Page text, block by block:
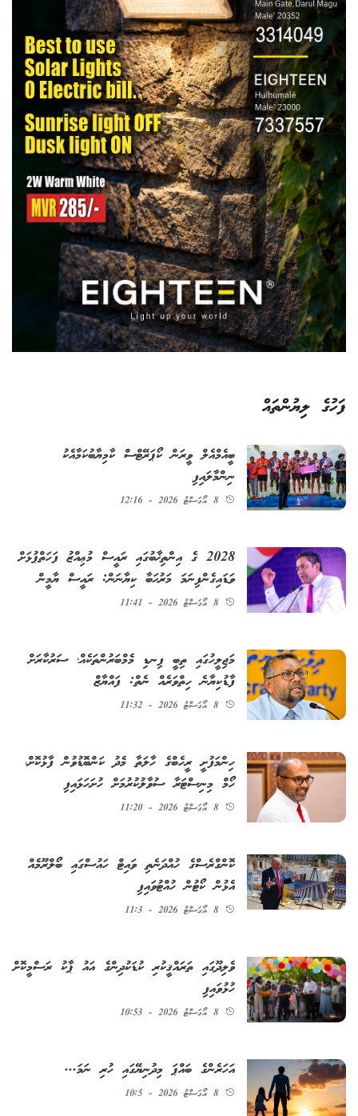
ފަހުގެ ލިޔުންތައް
ބީއެމްއެލް ވީރަން ކޯޕަރޭޓްސް ކާމިޔާބުކަމާއެކު
ނިންމާލައިފި
8 އޯގަސްޓު 2026 - 12:16
2028 ގެ އިންތިޚާބުގައި ރައީސް މުޢިއްޒު ފަހަތްޕުޅަށް
ވަޑައިގެންފިނަމަ މަރުޙަބާ ކިޔާނަން: ރައީސް ޔާމީން
8 އޯގަސްޓު 2026 - 11:41
މަޖިލީހުގައި ތިބީ ފިނޑި މެމްބަރުންތަކެއް؛ ސަރުކާރަށް
ފާޑުކިޔާނެ ހިތްވަރެއް ނެތް: ފައްޔާޒް
8 އޯގަސްޓު 2026 - 11:32
ހިންމަފުށީ ރީހެބްގެ ހާލަތާ މެދު ކަންބޮޑުވުން ފާޅުކޮށް،
ހޯމް މިނިސްޓަރާ ސުވާލުކުރުމަށް ހުށަހަޅައިފި
8 އޯގަސްޓު 2026 - 11:20
ކޮންގްރެސްގެ ހުއްދަނެތި ވައިޓް ހައުސްގައި ބޯލްރޫމެއް
އެޅުން ކޯޓުން ހުއްޓުވައިފި
8 އޯގަސްޓު 2026 - 11:3
ވެލިދޫގައި ތަރައްޤީކުރި ކުޑަކުދިންގެ އައު ޕާކު ރަސްމީކޮށް
ހުޅުވައިފި
8 އޯގަސްޓު 2026 - 10:53
އަހަރެންގެ ބައްޕަ މިދުނިޔޭގައި ހުރި ނަމަ...
8 އޯގަސްޓު 2026 - 10:5